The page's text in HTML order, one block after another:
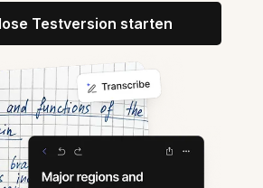
Testversion starten